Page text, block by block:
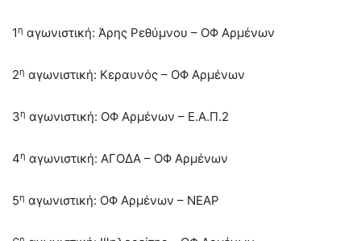
1η αγωνιστική: Άρης Ρεθύμνου – ΟΦ Αρμένων
2η αγωνιστική: Κεραυνός – ΟΦ Αρμένων
3η αγωνιστική: ΟΦ Αρμένων – Ε.Α.Π.2
4η αγωνιστική: ΑΓΟΔΑ – ΟΦ Αρμένων
5η αγωνιστική: ΟΦ Αρμένων – ΝΕΑΡ